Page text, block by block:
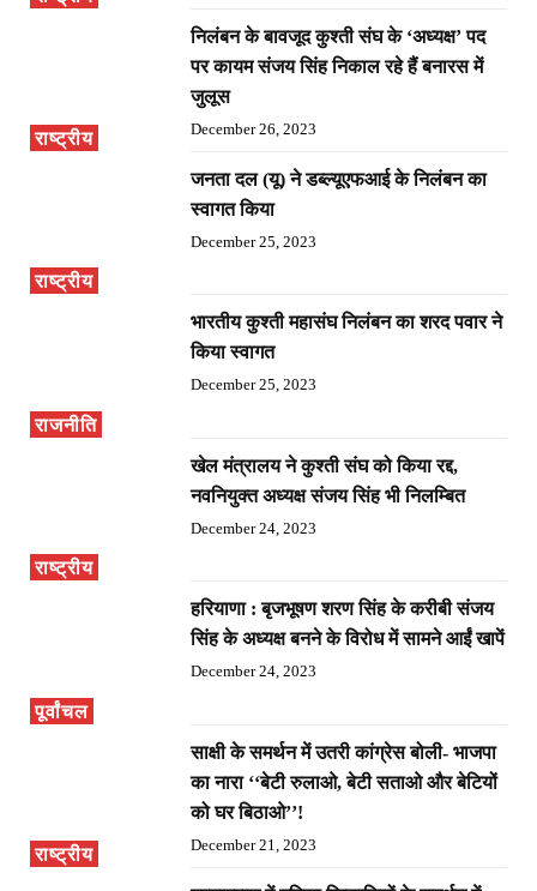
राष्ट्रीय
निलंबन के बावजूद कुश्ती संघ के ‘अध्यक्ष’ पद
पर कायम संजय सिंह निकाल रहे हैं बनारस में
जुलूस
December 26, 2023
राष्ट्रीय
जनता दल (यू) ने डब्ल्यूएफआई के निलंबन का
स्वागत किया
December 25, 2023
राजनीति
भारतीय कुश्ती महासंघ निलंबन का शरद पवार ने
किया स्वागत
December 25, 2023
राष्ट्रीय
खेल मंत्रालय ने कुश्ती संघ को किया रद्द,
नवनियुक्त अध्यक्ष संजय सिंह भी निलम्बित
December 24, 2023
पूर्वांचल
हरियाणा : बृजभूषण शरण सिंह के करीबी संजय
सिंह के अध्यक्ष बनने के विरोध में सामने आईं खापें
December 24, 2023
राष्ट्रीय
साक्षी के समर्थन में उतरी कांग्रेस बोली- भाजपा
का नारा ‘‘बेटी रुलाओ, बेटी सताओ और बेटियों
को घर बिठाओ’’!
December 21, 2023